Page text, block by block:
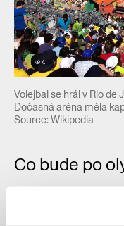
Volejbal se hrál v Rio
Dočasná aréna měla
Source: Wikipedia
Co bude po
Londýn přistoupil v
Město se zaměřilo